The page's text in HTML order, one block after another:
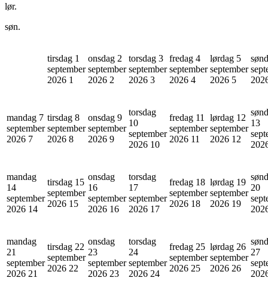
lør.
søn.
tirsdag 1
september
2026 1
onsdag 2
september
2026 2
torsdag 3
september
2026 3
fredag 4
september
2026 4
lørdag 5
september
2026 5
mandag 7
september
2026 7
tirsdag 8
september
2026 8
onsdag 9
september
2026 9
torsdag
10
september
2026 10
fredag 11
september
2026 11
lørdag 12
september
2026 12
13
mandag
14
september
2026 14
tirsdag 15
september
2026 15
onsdag
16
september
2026 16
torsdag
17
september
2026 17
fredag 18
september
2026 18
lørdag 19
september
2026 19
20
mandag
21
september
2026 21
tirsdag 22
september
2026 22
onsdag
23
september
2026 23
torsdag
24
september
2026 24
fredag 25
september
2026 25
lørdag 26
september
2026 26
27